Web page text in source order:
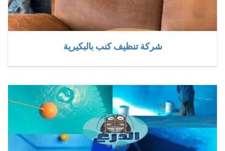
شركة تنظيف كنب بالبكيرية